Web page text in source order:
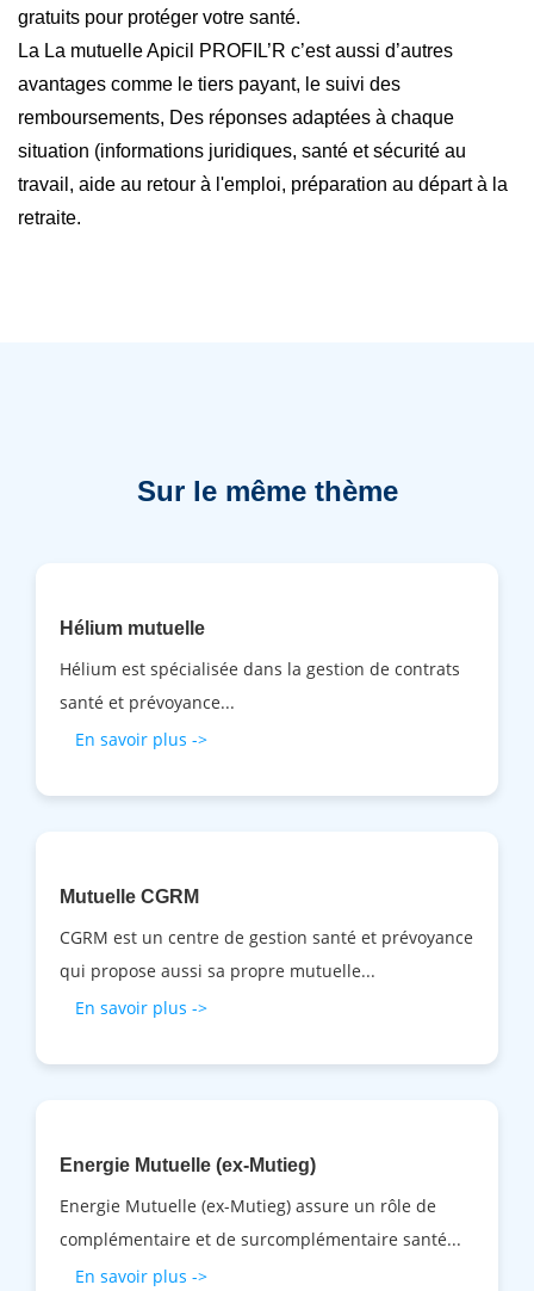
gratuits pour protéger votre santé.
La La mutuelle Apicil PROFIL’R c’est aussi d’autres
avantages comme le tiers payant, le suivi des
remboursements, Des réponses adaptées à chaque
situation (informations juridiques, santé et sécurité au
travail, aide au retour à l'emploi, préparation au départ à la
retraite.
Sur le même thème
Hélium mutuelle
Hélium est spécialisée dans la gestion de contrats
santé et prévoyance...
En savoir plus ->
Mutuelle CGRM
CGRM est un centre de gestion santé et prévoyance
qui propose aussi sa propre mutuelle...
En savoir plus ->
Energie Mutuelle (ex-Mutieg)
Energie Mutuelle (ex-Mutieg) assure un rôle de
complémentaire et de surcomplémentaire santé...
En savoir plus ->